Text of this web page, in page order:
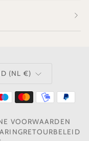
(NL €)
VOORWAARDEN
RETOURBELEID